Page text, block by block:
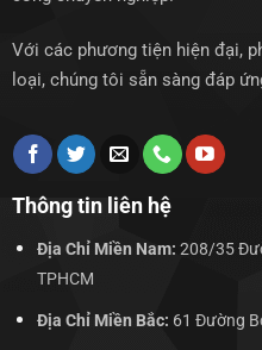
Với các phương tiện hiện đại,
loại, chúng tôi sẵn sàng đáp
Thông tin liên hệ
Địa Chỉ Miền Nam: 208/35
TPHCM
Địa Chỉ Miền Bắc: 61 Đường